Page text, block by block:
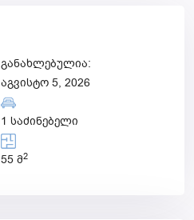
განახლებულია:
აგვისტო 5, 2026
1 საძინებელი
55 მ2